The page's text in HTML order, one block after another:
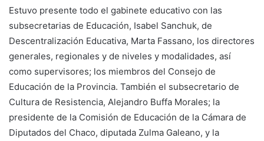
Estuvo presente todo el gabinete educativo con las
subsecretarias de Educación, Isabel Sanchuk, de
Descentralización Educativa, Marta Fassano, los directores
generales, regionales y de niveles y modalidades, así
como supervisores; los miembros del Consejo de
Educación de la Provincia. También el subsecretario de
Cultura de Resistencia, Alejandro Buffa Morales; la
presidente de la Comisión de Educación de la Cámara de
Diputados del Chaco, diputada Zulma Galeano, y la